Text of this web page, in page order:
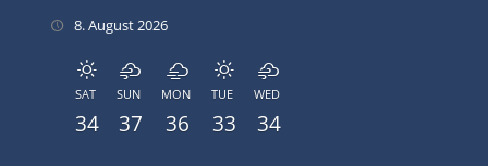
8. August 2026
SAT
34
SUN
37
MON
36
TUE
33
WED
34